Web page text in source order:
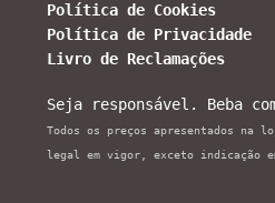
Política de Cookies
Política de Privacidade
Livro de Reclamações
Seja responsável. Beba
Todos os preços apresentados na
legal em vigor, exceto indicação